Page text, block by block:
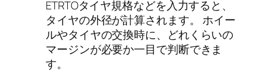
ETRTOタイヤ規格などを入力すると、
タイヤの外径が計算されます。 ホイー
ルやタイヤの交換時に、どれくらいの
マージンが必要か一目で判断できま
す。